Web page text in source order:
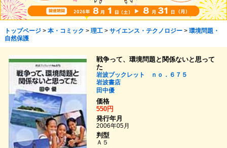
トップページ> 本・コミック > 理工> サイエンス・テクノロジー> 環境問題・
自然保護
戦争って、環境問題と関係ないと思って
た
岩波ブックレット ｎｏ．６７５
岩波書店
田中優
価格
550円
発行年月
2006年05月
判型
Ａ５